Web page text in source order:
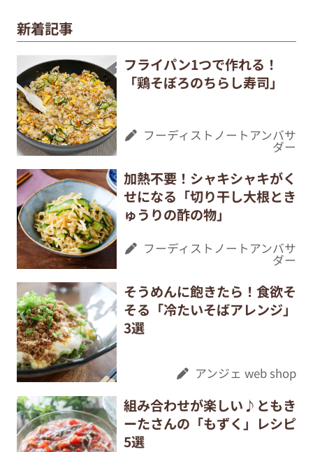
新着記事
フライパン1つで作れる！
「鶏そぼろのちらし寿司」
フーディストノートアンバサ
ダー
加熱不要！シャキシャキがく
せになる「切り干し大根とき
ゅうりの酢の物」
フーディストノートアンバサ
ダー
そうめんに飽きたら！食欲そ
そる「冷たいそばアレンジ」
3選
アンジェ web shop
組み合わせが楽しい♪ともき
ーたさんの「もずく」レシピ
5選